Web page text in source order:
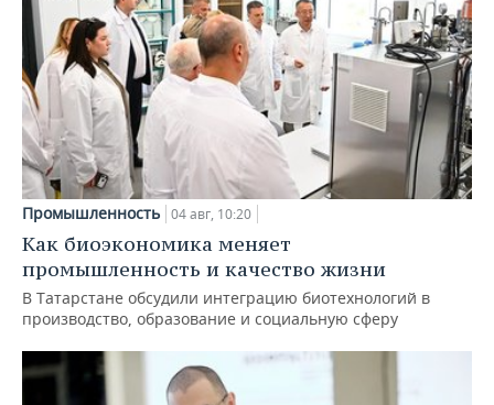
Промышленность 04 авг, 10:20
Как биоэкономика меняет
промышленность и качество жизни
В Татарстане обсудили интеграцию биотехнологий в
производство, образование и социальную сферу